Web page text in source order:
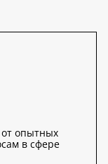
опытных
в сфере